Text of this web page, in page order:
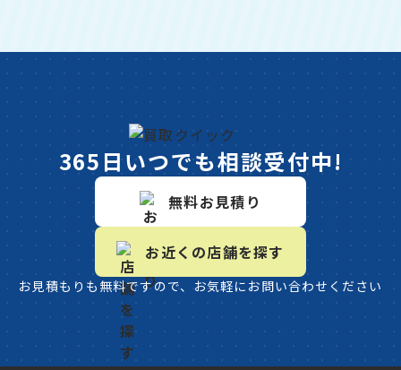
365日いつでも相談受付中!
無料お見積り
お近くの店舗を探す
お見積もりも無料ですので、お気軽にお問い合わせください